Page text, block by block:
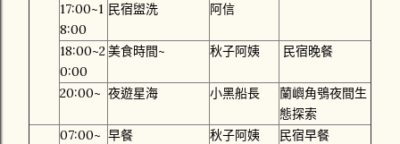
17:00~1
8:00
民宿盥洗 阿信
18:00~2
0:00
美食時間~ 秋子阿姨 民宿晚餐
20:00~ 夜遊星海 小黑船長
蘭嶼角鴞夜間生
態探索
07:00~ 早餐 秋子阿姨 民宿早餐